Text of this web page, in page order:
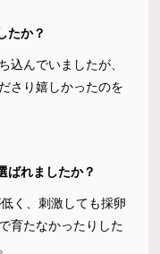
たか？
込んでいましたが、
さり嬉しかったのを
ばれましたか？
く、刺激しても採卵
育たなかったりした